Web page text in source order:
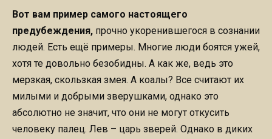
Вот вам пример самого настоящего
предубеждения, прочно укоренившегося в сознании
людей. Есть ещё примеры. Многие люди боятся ужей,
хотя те довольно безобидны. А как же, ведь это
мерзкая, скользкая змея. А коалы? Все считают их
милыми и добрыми зверушками, однако это
абсолютно не значит, что они не могут откусить
человеку палец. Лев – царь зверей. Однако в диких